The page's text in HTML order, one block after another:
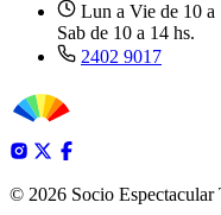
Lun a Vie de 10 a
Sab de 10 a 14 hs.
2402 9017
© 2026 Socio Espectacular